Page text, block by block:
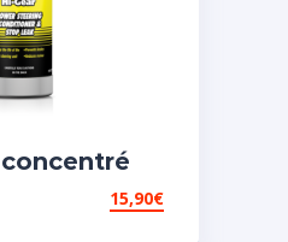
15,90€